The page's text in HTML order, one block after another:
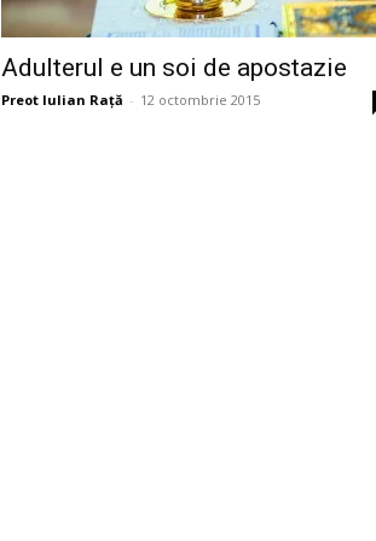
Adulterul e un soi de apostazie
Preot Iulian Raţă - 12 octombrie 2015